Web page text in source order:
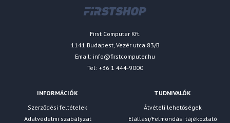
First Computer Kft.
1141 Budapest, Vezér utca 83/B
Email: info@firstcomputer.hu
Tel: +36 1 444-9000
INFORMÁCIÓK
Szerződési feltételek
Adatvédelmi szabályzat
TUDNIVALÓK
Átvételi lehetőségek
Elállási/Felmondási tájékoztató